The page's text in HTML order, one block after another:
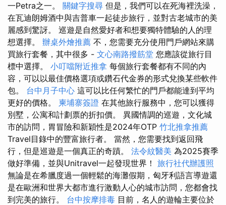
一Petra之一。 關鍵字搜尋 但是，我們可以在死海裡洗澡，
在瓦迪朗姆酒中與吉普車一起徒步旅行，並對古老城市的美
麗感到驚訝。 巡遊是自然愛好者和想要獨特體驗的人的理
想選擇。 辦桌外燴推薦 不，您需要充分使用門戶網站來購
買旅行套餐，其中很多 - 文心南路撥筋堂 您應該從旅行目
標中選擇。 小叮噹附近推拿 每個旅行套餐都有不同的內
容，可以以最佳價格選項或鑽石代金券的形式兌換某些軟件
包。 台中月子中心 這可以比任何繁忙的門戶都能達到平均
更好的價格。 柬埔寨簽證 在其他旅行服務中，您可以獲得
別墅，公寓和計劃票的折扣價。 異國情調的巡遊，文化城
市的訪問，胃冒險和新穎性是2024年OTP 竹北推拿推薦
Travel目錄中的豐富旅行者。 當然，您需要找到返回飛
行，但是巡遊是一個真正的奇蹟。 法令紋醫美 為2025賽季
做好準備，並與Unitravel一起發現世界！ 旅行社代辦護照
無論是在希臘度過一個輕鬆的海灘假期，匈牙利語言導遊還
是在歐洲和世界大都市進行激動人心的城市訪問，您都會找
到完美的旅行。 台中按摩排毒 目前，名人的遊輪主要位於